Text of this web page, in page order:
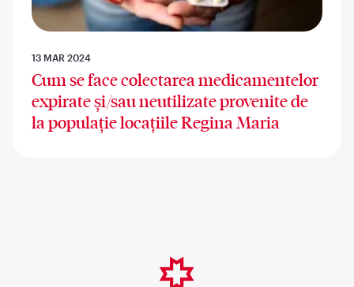
13 MAR 2024
Cum se face colectarea medicamentelor
expirate și/sau neutilizate provenite de
la populație locațiile Regina Maria